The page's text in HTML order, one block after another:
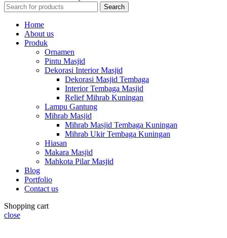
Search
Home
About us
Produk
Ornamen
Pintu Masjid
Dekorasi Interior Masjid
Dekorasi Masjid Tembaga
Interior Tembaga Masjid
Relief Mihrab Kuningan
Lampu Gantung
Mihrab Masjid
Mihrab Masjid Tembaga Kuningan
Mihrab Ukir Tembaga Kuningan
Hiasan
Makara Masjid
Mahkota Pilar Masjid
Blog
Portfolio
Contact us
Shopping cart
close